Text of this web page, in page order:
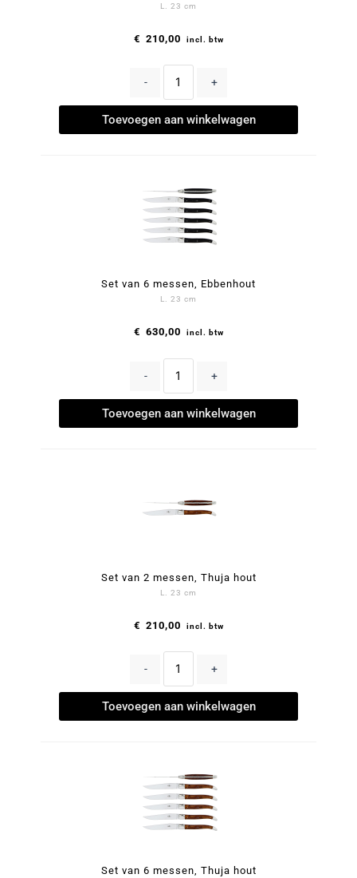
L. 23 cm
€ 210,00 incl. btw
- +
Toevoegen aan winkelwagen
Set van 6 messen, Ebbenhout
L. 23 cm
€ 630,00 incl. btw
- +
Toevoegen aan winkelwagen
Set van 2 messen, Thuja hout
L. 23 cm
€ 210,00 incl. btw
- +
Toevoegen aan winkelwagen
Set van 6 messen, Thuja hout